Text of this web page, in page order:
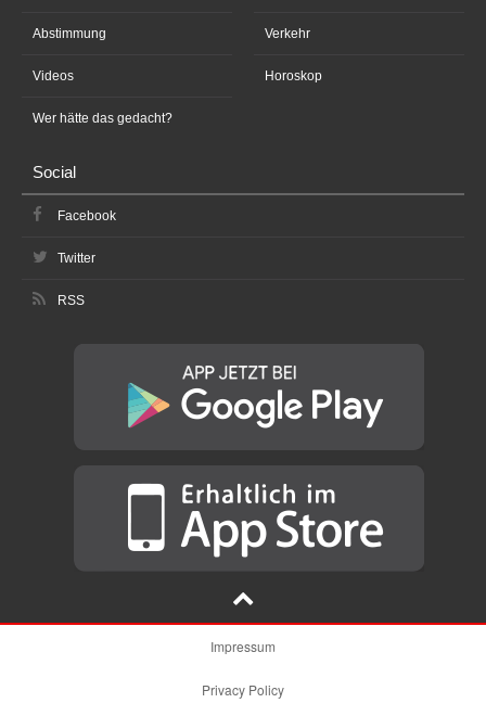
Abstimmung
Videos
Wer hätte das gedacht?
Verkehr
Horoskop
Social
Facebook
Twitter
RSS
Impressum
Privacy Policy